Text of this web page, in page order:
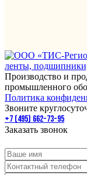
Производство и
промышленного
Политика
Звоните
+7 (495) 662-73-95
Заказать звонок